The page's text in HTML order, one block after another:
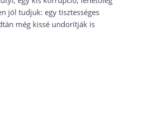
jól tudjuk: egy tisztességes
még kissé undorítják is